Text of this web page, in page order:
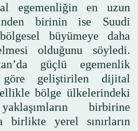
egemenliğin en uzun
birinin ise Suudi
büyümeye daha
olduğunu söyledi.
güçlü egemenlik
göre geliştirilen dijital
bölge ülkelerindeki
birbirine
birlikte yerel sınırların